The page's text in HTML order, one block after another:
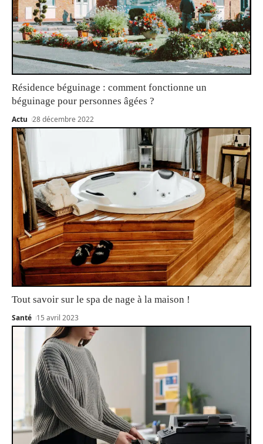
Résidence béguinage : comment fonctionne un
béguinage pour personnes âgées ?
Actu 28 décembre 2022
Tout savoir sur le spa de nage à la maison !
Santé 15 avril 2023